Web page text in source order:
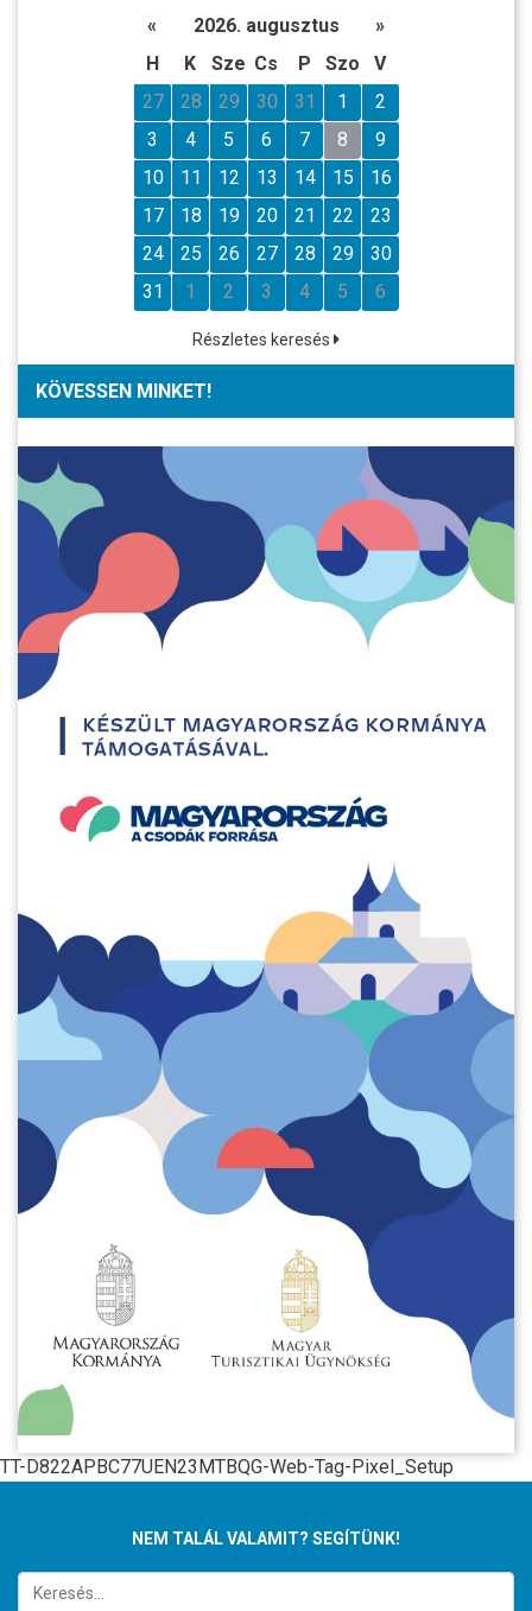
« 2026. augusztus
»
H
K Sze Cs P Szo
V
27
28 29 30 31 1
2
3
4 5 6 7 8
9
10
11 12 13 14 15
16
17
18 19 20 21 22
23
24
25 26 27 28 29
30
31
1 2 3 4 5 6
Részletes keresés
KÖVESSEN MINKET!
TT-D822APBC77UEN23MTBQG-Web-Tag-Pixel_Setup
NEM TALÁL VALAMIT? SEGÍTÜNK!